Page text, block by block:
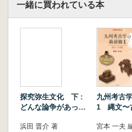
一緒に買われている本
探究弥生文化 下 :
どんな論争があった
浜田 晋介 著
九州考古
1 縄文〜
宮本 一夫